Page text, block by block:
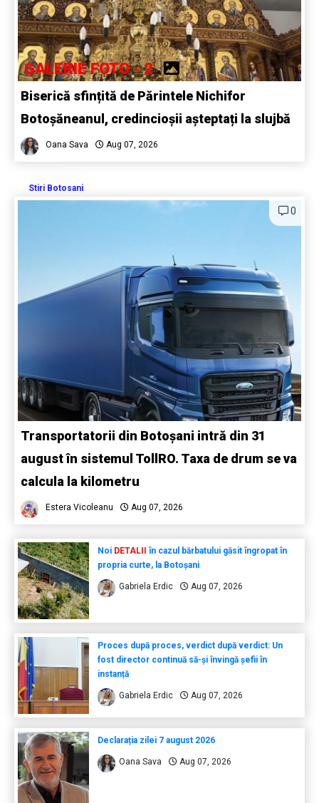
GALERIE FOTO - 2
Biserică sfințită de Părintele Nichifor
Botoșăneanul, credincioșii așteptați la slujbă
Oana Sava Aug 07, 2026
Stiri Botosani
0
Transportatorii din Botoșani intră din 31
august în sistemul TollRO. Taxa de drum se va
calcula la kilometru
Estera Vicoleanu Aug 07, 2026
Noi DETALIIîn cazul bărbatului găsit îngropat în
propria curte, la Botoșani
Gabriela Erdic Aug 07, 2026
Proces după proces, verdict după verdict: Un
fost director continuă să-și învingă șefii în
instanță
Gabriela Erdic Aug 07, 2026
Declarația zilei 7 august 2026
Oana Sava Aug 07, 2026